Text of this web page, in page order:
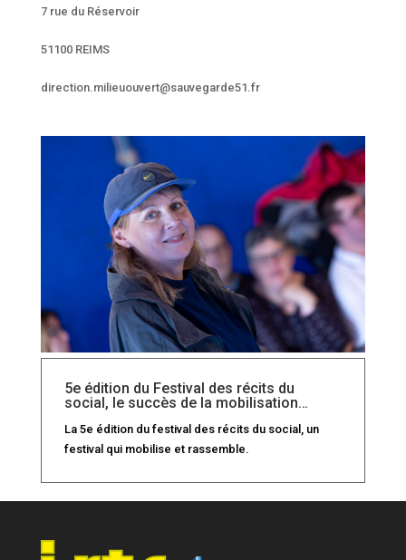
7 rue du Réservoir
51100 REIMS
direction.milieuouvert@sauvegarde51.fr
5e édition du Festival des récits du
social, le succès de la mobilisation…
La 5e édition du festival des récits du social, un
festival qui mobilise et rassemble.